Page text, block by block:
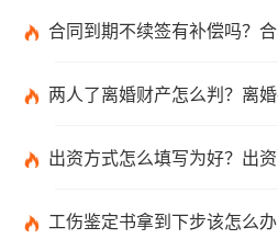
合同到期不续签有补偿吗？合同到期未提前30天通知怎
两人了离婚财产怎么判？离婚共同财产有哪
出资方式怎么填写为好？出资比例
工伤鉴定书拿到下步该怎么办（工伤鉴定后要是对伤残等